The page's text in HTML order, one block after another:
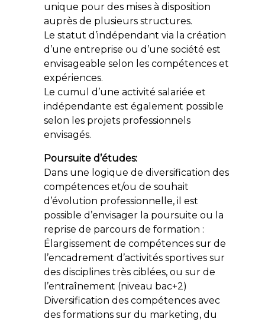
unique pour des mises à disposition
auprès de plusieurs structures.
Le statut d’indépendant via la création
d’une entreprise ou d’une société est
envisageable selon les compétences et
expériences.
Le cumul d’une activité salariée et
indépendante est également possible
selon les projets professionnels
envisagés.
Poursuite d’études:
Dans une logique de diversification des
compétences et/ou de souhait
d’évolution professionnelle, il est
possible d’envisager la poursuite ou la
reprise de parcours de formation :
Élargissement de compétences sur de
l’encadrement d’activités sportives sur
des disciplines très ciblées, ou sur de
l’entraînement (niveau bac+2)
Diversification des compétences avec
des formations sur du marketing, du